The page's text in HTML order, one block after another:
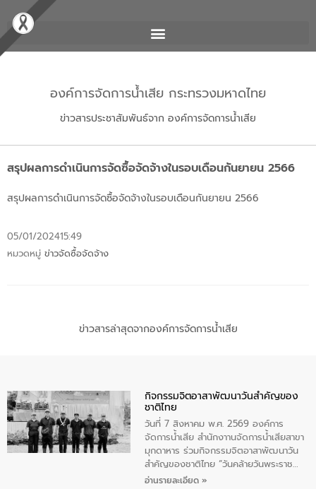
องค์การจัดการน้ำเสีย กระทรวงมหาดไทย
ข่าวสารประชาสัมพันธ์จาก องค์การจัดการน้ำเสีย
สรุปผลการดำเนินการจัดซื้อจัดจ้างในรอบเดือนกันยายน 2566
สรุปผลการดำเนินการจัดซื้อจัดจ้างในรอบเดือนกันยายน 2566
05/01/202415:49
หมวดหมู่ ข่าวจัดซื้อจัดจ้าง
ข่าวสารล่าสุดจากองค์การจัดการน้ำเสีย
กิจกรรมจิตอาสาพัฒนาวันสําคัญของ
ชาติไทย
วันที่ 7 สิงหาคม พ.ศ. 2569 องค์การ
จัดการน้ำเสีย สำนักงาานจัดการน้ำเสียสาขา
มุกดาหาร ร่วมกิจกรรมจิตอาสาพัฒนาวัน
สําคัญของชาติไทย “วันคล้ายวันพระราช
สมภพ สมเด็จพระนางเจ้าสิริกิติ์พระบรม
อ่านรายละเอียด »